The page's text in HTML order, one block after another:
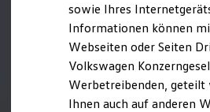
T-Roc Kollektion
Golf Kollektion
Volkswagen
R-Kollektion
GTI Kollektion
Fußball Drop
we drive football
sowie Ihres
Informationen können
Webseiten oder Seiten
Volkswagen
Werbetreibenden, geteilt
Ihnen auch auf anderen